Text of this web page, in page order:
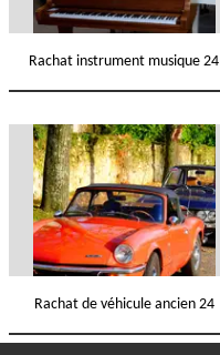
Rachat instrument musique 24
Rachat de véhicule ancien 24